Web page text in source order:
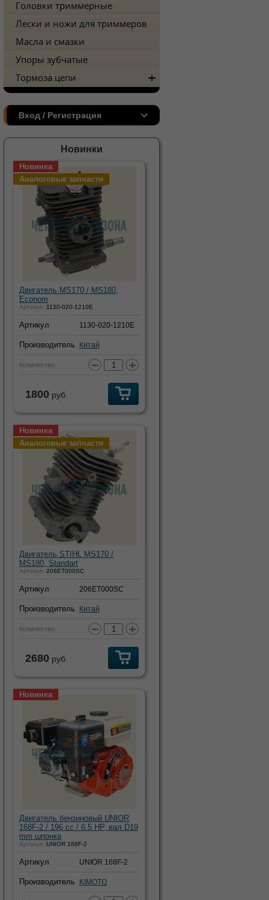
Головки триммерные
Лески и ножи для триммеров
Масла и смазки
Упоры зубчатые
Тормоза цепи
Вход / Регистрация
Новинки
Новинка
Аналоговые запчасти
Двигатель MS170 / MS180,
Econom
Артикул: 1130-020-1210E
Артикул 1130-020-1210E
Производитель Китай
Количество: − +
1800 руб.
Новинка
Аналоговые запчасти
Двигатель STIHL MS170 /
MS180, Standart
Артикул: 206ET000SC
Артикул 206ET000SC
Производитель Китай
Количество: − +
2680 руб.
Новинка
Двигатель бензиновый UNIOR
168F-2 / 196 cc / 6.5 HP, вал D19
mm шпонка
Артикул: UNIOR 168F-2
Артикул UNIOR 168F-2
Производитель KIMOTO